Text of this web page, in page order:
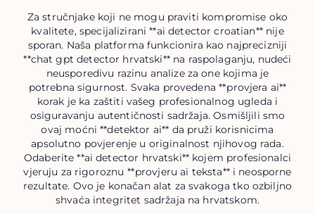
Za stručnjake koji ne mogu praviti kompromise oko
kvalitete, specijalizirani **ai detector croatian** nije
sporan. Naša platforma funkcionira kao najprecizniji
**chat gpt detector hrvatski** na raspolaganju, nudeći
neusporedivu razinu analize za one kojima je
potrebna sigurnost. Svaka provedena **provjera ai**
korak je ka zaštiti vašeg profesionalnog ugleda i
osiguravanju autentičnosti sadržaja. Osmišljili smo
ovaj moćni **detektor ai** da pruži korisnicima
apsolutno povjerenje u originalnost njihovog rada.
Odaberite **ai detector hrvatski** kojem profesionalci
vjeruju za rigoroznu **provjeru ai teksta** i neosporne
rezultate. Ovo je konačan alat za svakoga tko ozbiljno
shvaća integritet sadržaja na hrvatskom.